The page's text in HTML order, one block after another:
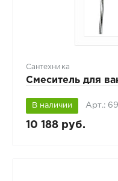
Сантехника
Смеситель для
В наличии Арт.:
10 188 руб.